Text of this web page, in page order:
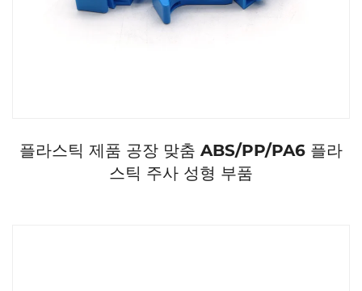
플라스틱 제품 공장 맞춤 ABS/PP/PA6 플라
스틱 주사 성형 부품